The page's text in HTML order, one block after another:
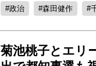
政治 森田健作
菊池桃子とエリ